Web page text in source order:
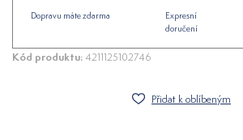
Dopravu máte zdarma
Expresní
doručení
Kód produktu: 4211125102746
Přidat k oblíbeným